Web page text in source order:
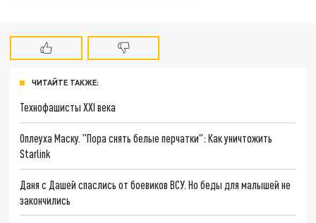
ЧИТАЙТЕ ТАКЖЕ:
Технофашисты XXI века
Оплеуха Маску. "Пора снять белые перчатки": Как уничтожить
Starlink
Даня с Дашей спаслись от боевиков ВСУ. Но беды для малышей не
закончились